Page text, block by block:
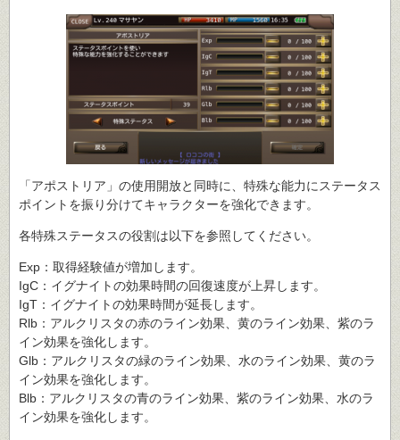
「アポストリア」の使用開放と同時に、特殊な能力にステータス
ポイントを振り分けてキャラクターを強化できます。
各特殊ステータスの役割は以下を参照してください。
Exp：取得経験値が増加します。
IgC：イグナイトの効果時間の回復速度が上昇します。
IgT：イグナイトの効果時間が延長します。
Rlb：アルクリスタの赤のライン効果、黄のライン効果、紫のラ
イン効果を強化します。
Glb：アルクリスタの緑のライン効果、水のライン効果、黄のラ
イン効果を強化します。
Blb：アルクリスタの青のライン効果、紫のライン効果、水のラ
イン効果を強化します。